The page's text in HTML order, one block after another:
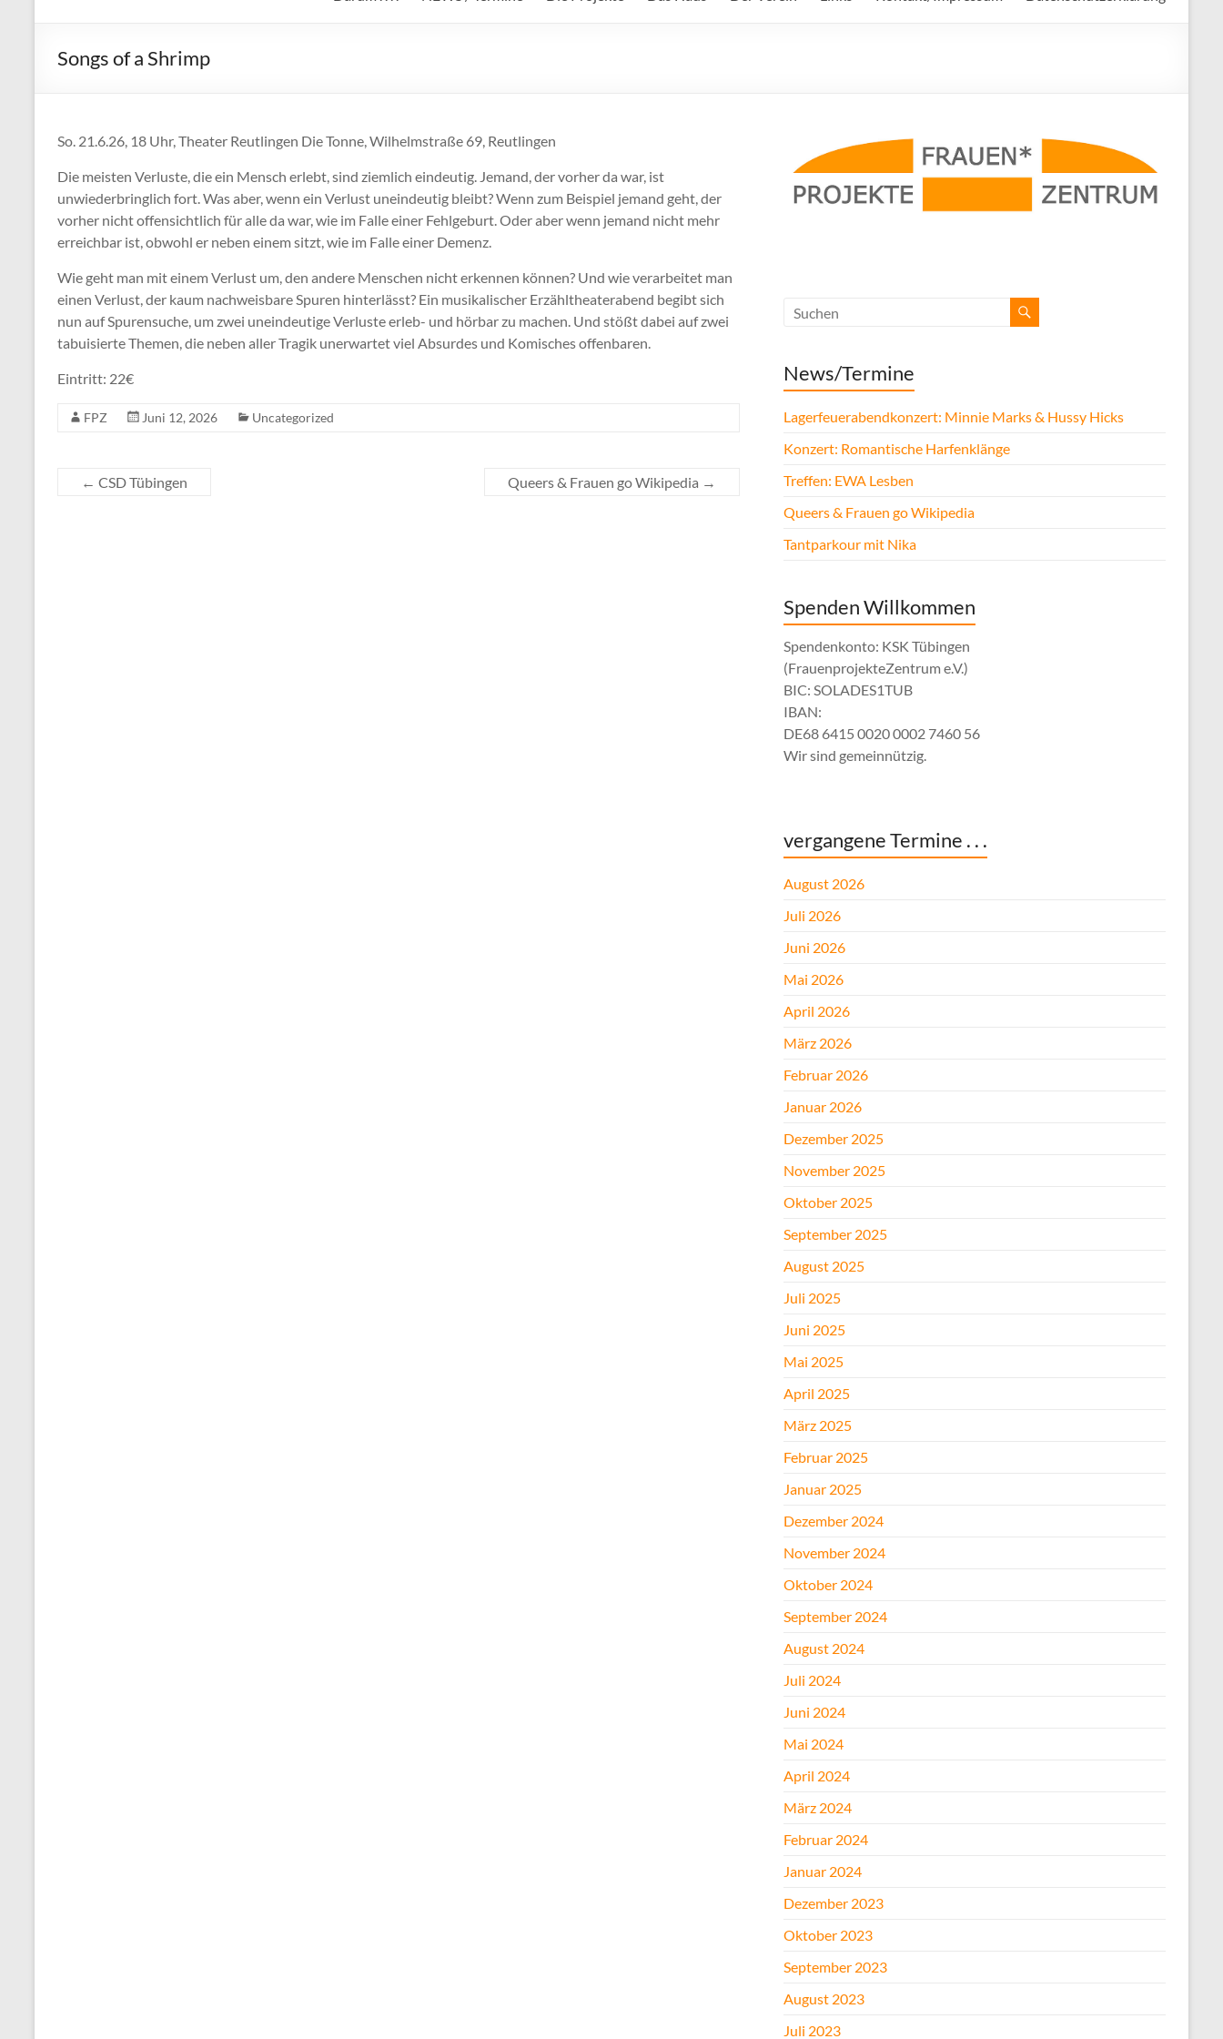
Songs of a Shrimp
So. 21.6.26, 18 Uhr, Theater Reutlingen Die Tonne, Wilhelmstraße 69, Reutlingen
Die meisten Verluste, die ein Mensch erlebt, sind ziemlich eindeutig. Jemand, der vorher da war, ist
unwiederbringlich fort. Was aber, wenn ein Verlust uneindeutig bleibt? Wenn zum Beispiel jemand geht, der
vorher nicht offensichtlich für alle da war, wie im Falle einer Fehlgeburt. Oder aber wenn jemand nicht mehr
erreichbar ist, obwohl er neben einem sitzt, wie im Falle einer Demenz.
Wie geht man mit einem Verlust um, den andere Menschen nicht erkennen können? Und wie verarbeitet man
einen Verlust, der kaum nachweisbare Spuren hinterlässt? Ein musikalischer Erzähltheaterabend begibt sich
nun auf Spurensuche, um zwei uneindeutige Verluste erleb- und hörbar zu machen. Und stößt dabei auf zwei
tabuisierte Themen, die neben aller Tragik unerwartet viel Absurdes und Komisches offenbaren.
Eintritt: 22€
FPZ Juni 12, 2026 Uncategorized
← CSD Tübingen Queers & Frauen go Wikipedia →
News/Termine
Lagerfeuerabendkonzert: Minnie Marks & Hussy Hicks
Konzert: Romantische Harfenklänge
Treffen: EWA Lesben
Queers & Frauen go Wikipedia
Tantparkour mit Nika
Spenden Willkommen
Spendenkonto: KSK Tübingen
(FrauenprojekteZentrum e.V.)
BIC: SOLADES1TUB
IBAN:
DE68 6415 0020 0002 7460 56
Wir sind gemeinnützig.
vergangene Termine . . .
August 2026
Juli 2026
Juni 2026
Mai 2026
April 2026
März 2026
Februar 2026
Januar 2026
Dezember 2025
November 2025
Oktober 2025
September 2025
August 2025
Juli 2025
Juni 2025
Mai 2025
April 2025
März 2025
Februar 2025
Januar 2025
Dezember 2024
November 2024
Oktober 2024
September 2024
August 2024
Juli 2024
Juni 2024
Mai 2024
April 2024
März 2024
Februar 2024
Januar 2024
Dezember 2023
Oktober 2023
September 2023
August 2023
Juli 2023